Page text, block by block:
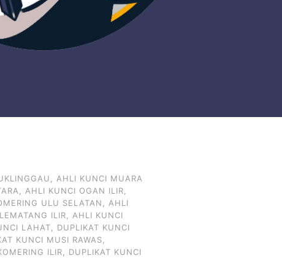
AHLI KUNCI MUARA
AHLI KUNCI OGAN ILIR
ULU SELATAN
AHLI
ILIR
AHLI KUNCI
LAHAT
DUPLIKAT KUNCI
KUNCI MUSI RAWAS
ILIR
DUPLIKAT KUNCI